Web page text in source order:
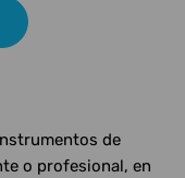
de
o profesional, en